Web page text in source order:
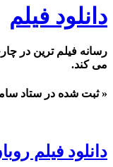
دانلود فیلم
رسانه فیلم ترین در
می کند.
« ثبت شده در ستاد
دانلود فیلم